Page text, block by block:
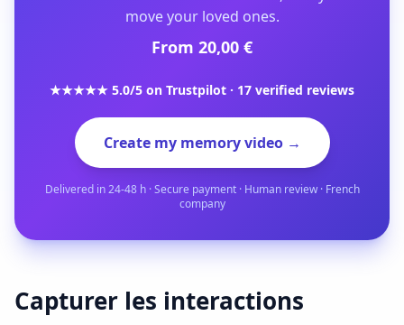
move your loved ones.
From 20,00 €
★★★★★ 5.0/5 on Trustpilot · 17 verified reviews
Create my memory video →
Delivered in 24-48 h · Secure payment · Human review · French
company
Capturer les interactions